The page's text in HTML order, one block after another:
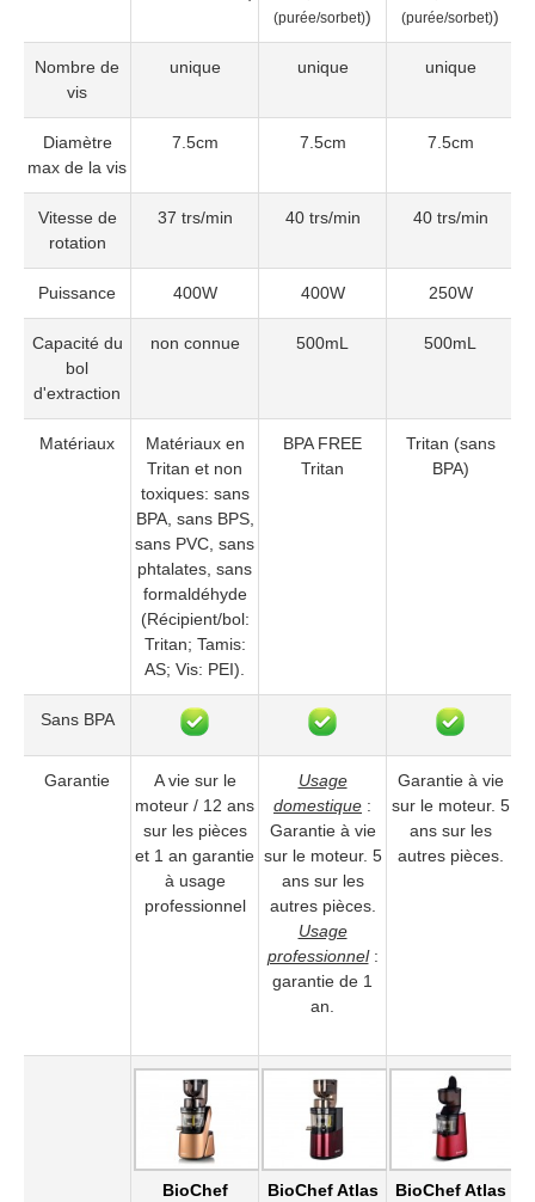
(purée/sorbet))
(purée/sorbet))
Nombre de
vis
unique unique unique
Diamètre
max de la vis
7.5cm 7.5cm 7.5cm
Vitesse de
rotation
37 trs/min 40 trs/min 40 trs/min
Puissance 400W 400W 250W
Capacité du
bol
d'extraction
non connue 500mL 500mL
Matériaux
Matériaux en
Tritan et non
toxiques: sans
BPA, sans BPS,
sans PVC, sans
phtalates, sans
formaldéhyde
(Récipient/bol:
Tritan; Tamis:
AS; Vis: PEI).
BPA FREE
Tritan
Tritan (sans
BPA)
Sans BPA
Garantie
A vie sur le
moteur / 12 ans
sur les pièces
et 1 an garantie
à usage
professionnel
Usage
domestique :
Garantie à vie
sur le moteur. 5
ans sur les
autres pièces.
Usage
professionnel:
garantie de 1
an.
Garantie à vie
sur le moteur. 5
ans sur les
autres pièces.
BioChef
BioChef Atlas
BioChef Atlas